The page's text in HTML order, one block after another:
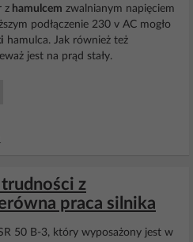
z hamulcem zwalnianym napięciem
podłączenie 230 v AC mogło
hamulca. Jak również też
jest na prąd stały.
trudności z
praca silnika
50 B-3, który wyposażony jest w